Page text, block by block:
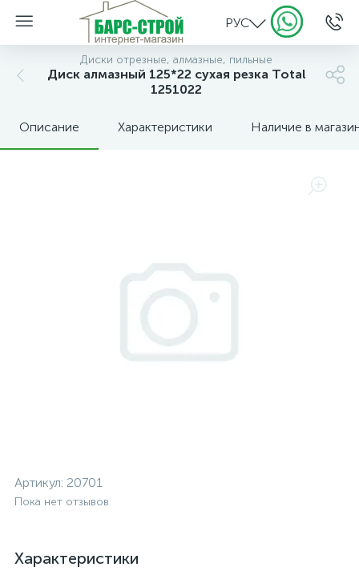
РУС
Диски отрезные, алмазные, пильные
Диск алмазный 125*22 сухая резка Total
1251022
Описание Характеристики Наличие в
Артикул: 20701
Пока нет отзывов
Характеристики